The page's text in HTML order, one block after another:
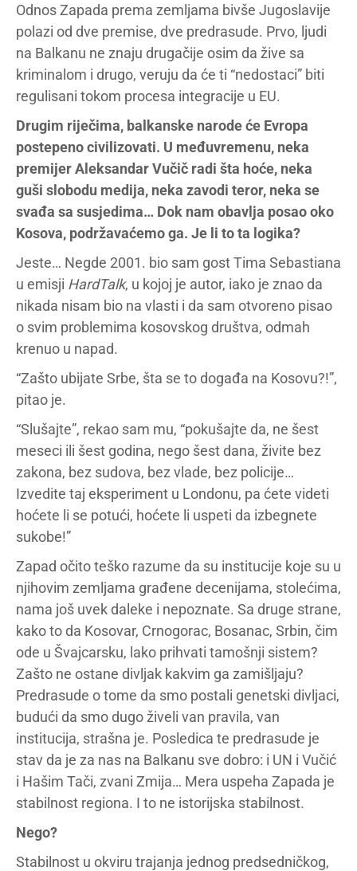
Odnos Zapada prema zemljama bivše Jugoslavije
polazi od dve premise, dve predrasude. Prvo, ljudi
na Balkanu ne znaju drugačije osim da žive sa
kriminalom i drugo, veruju da će ti “nedostaci” biti
regulisani tokom procesa integracije u EU.
Drugim riječima, balkanske narode će Evropa
postepeno civilizovati. U međuvremenu, neka
premijer Aleksandar Vučič radi šta hoće, neka
guši slobodu medija, neka zavodi teror, neka se
svađa sa susjedima… Dok nam obavlja posao oko
Kosova, podržavaćemo ga. Je li to ta logika?
Jeste… Negde 2001. bio sam gost Tima Sebastiana
u emisji HardTalk, u kojoj je autor, iako je znao da
nikada nisam bio na vlasti i da sam otvoreno pisao
o svim problemima kosovskog društva, odmah
krenuo u napad.
“Zašto ubijate Srbe, šta se to događa na Kosovu?!”,
pitao je.
“Slušajte”, rekao sam mu, “pokušajte da, ne šest
meseci ili šest godina, nego šest dana, živite bez
zakona, bez sudova, bez vlade, bez policije…
Izvedite taj eksperiment u Londonu, pa ćete videti
hoćete li se potući, hoćete li uspeti da izbegnete
sukobe!”
Zapad očito teško razume da su institucije koje su u
njihovim zemljama građene decenijama, stolećima,
nama još uvek daleke i nepoznate. Sa druge strane,
kako to da Kosovar, Crnogorac, Bosanac, Srbin, čim
ode u Švajcarsku, lako prihvati tamošnji sistem?
Zašto ne ostane divljak kakvim ga zamišljaju?
Predrasude o tome da smo postali genetski divljaci,
budući da smo dugo živeli van pravila, van
institucija, strašna je. Posledica te predrasude je
stav da je za nas na Balkanu sve dobro: i UN i Vučić
i Hašim Tači, zvani Zmija… Mera uspeha Zapada je
stabilnost regiona. I to ne istorijska stabilnost.
Nego?
Stabilnost u okviru trajanja jednog predsedničkog,